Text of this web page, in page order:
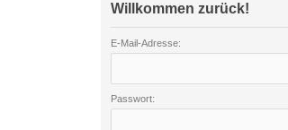
Willkommen zurück!
E-Mail-Adresse:
Passwort: